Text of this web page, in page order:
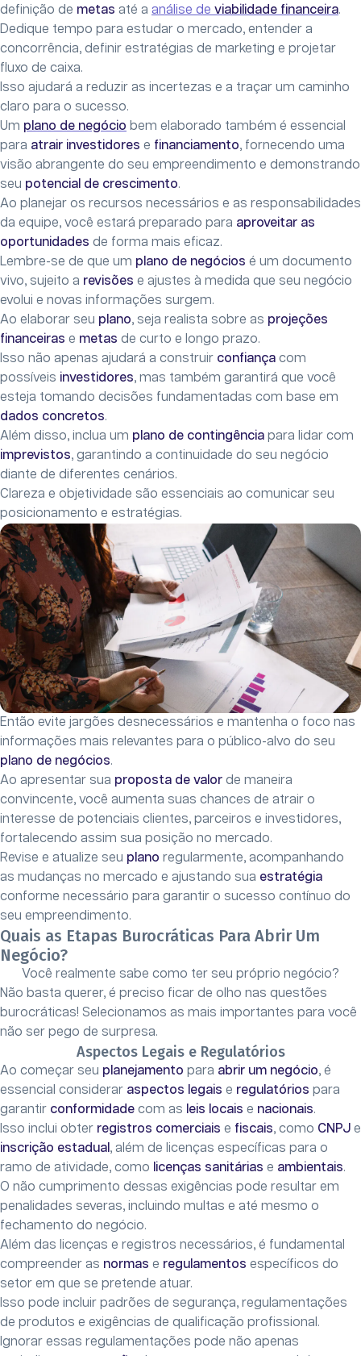
definição de metas até a análise de viabilidade financeira.
Dedique tempo para estudar o mercado, entender a
concorrência, definir estratégias de marketing e projetar
fluxo de caixa.
Isso ajudará a reduzir as incertezas e a traçar um caminho
claro para o sucesso.
Um plano de negócio bem elaborado também é essencial
para atrair investidores e financiamento, fornecendo uma
visão abrangente do seu empreendimento e demonstrando
seu potencial de crescimento.
Ao planejar os recursos necessários e as responsabilidades
da equipe, você estará preparado para aproveitar as
oportunidades de forma mais eficaz.
Lembre-se de que um plano de negócios é um documento
vivo, sujeito a revisões e ajustes à medida que seu negócio
evolui e novas informações surgem.
Ao elaborar seu plano, seja realista sobre as projeções
financeiras e metas de curto e longo prazo.
Isso não apenas ajudará a construir confiança com
possíveis investidores, mas também garantirá que você
esteja tomando decisões fundamentadas com base em
dados concretos.
Além disso, inclua um plano de contingência para lidar com
imprevistos, garantindo a continuidade do seu negócio
diante de diferentes cenários.
Clareza e objetividade são essenciais ao comunicar seu
posicionamento e estratégias.
Então evite jargões desnecessários e mantenha o foco nas
informações mais relevantes para o público-alvo do seu
plano de negócios.
Ao apresentar sua proposta de valor de maneira
convincente, você aumenta suas chances de atrair o
interesse de potenciais clientes, parceiros e investidores,
fortalecendo assim sua posição no mercado.
Revise e atualize seu plano regularmente, acompanhando
as mudanças no mercado e ajustando sua estratégia
conforme necessário para garantir o sucesso contínuo do
seu empreendimento.
Quais as Etapas Burocráticas Para Abrir Um
Negócio?
Você realmente sabe como ter seu próprio negócio?
Não basta querer, é preciso ficar de olho nas questões
burocráticas! Selecionamos as mais importantes para você
não ser pego de surpresa.
Aspectos Legais e Regulatórios
Ao começar seu planejamento para abrir um negócio, é
essencial considerar aspectos legais e regulatórios para
garantir conformidade com as leis locais e nacionais.
Isso inclui obter registros comerciais e fiscais, como CNPJ e
inscrição estadual , além de licenças específicas para o
ramo de atividade, como licenças sanitárias e ambientais.
O não cumprimento dessas exigências pode resultar em
penalidades severas, incluindo multas e até mesmo o
fechamento do negócio.
Além das licenças e registros necessários, é fundamental
compreender as normas e regulamentos específicos do
setor em que se pretende atuar.
Isso pode incluir padrões de segurança, regulamentações
de produtos e exigências de qualificação profissional.
Ignorar essas regulamentações pode não apenas